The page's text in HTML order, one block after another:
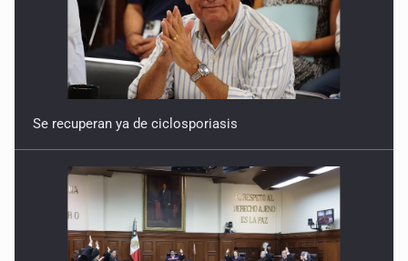
Regreso de la mayoría dominante
27 de Febrero de 2026
Regresión identitaria
20 de Febrero de 2026
Tentación hegemónica
13 de Febrero de 2026
Se recuperan ya de ciclosporiasis